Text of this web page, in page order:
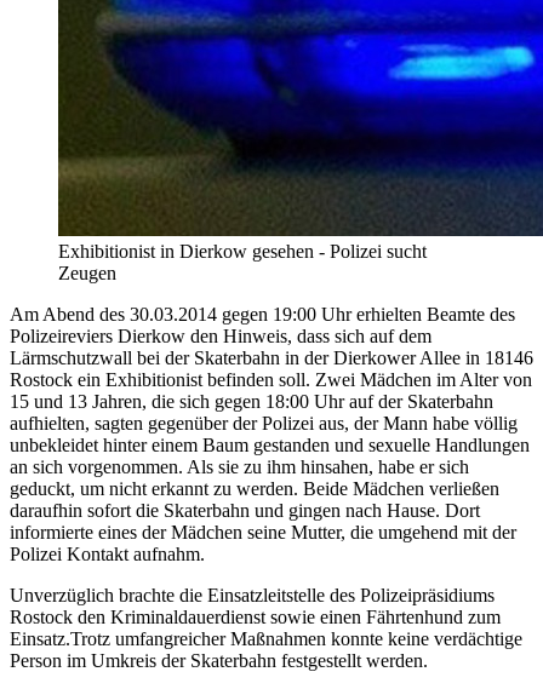
Exhibitionist in Dierkow gesehen - Polizei sucht
Zeugen
Am Abend des 30.03.2014 gegen 19:00 Uhr erhielten Beamte des
Polizeireviers Dierkow den Hinweis, dass sich auf dem
Lärmschutzwall bei der Skaterbahn in der Dierkower Allee in 18146
Rostock ein Exhibitionist befinden soll. Zwei Mädchen im Alter von
15 und 13 Jahren, die sich gegen 18:00 Uhr auf der Skaterbahn
aufhielten, sagten gegenüber der Polizei aus, der Mann habe völlig
unbekleidet hinter einem Baum gestanden und sexuelle Handlungen
an sich vorgenommen. Als sie zu ihm hinsahen, habe er sich
geduckt, um nicht erkannt zu werden. Beide Mädchen verließen
daraufhin sofort die Skaterbahn und gingen nach Hause. Dort
informierte eines der Mädchen seine Mutter, die umgehend mit der
Polizei Kontakt aufnahm.
Unverzüglich brachte die Einsatzleitstelle des Polizeipräsidiums
Rostock den Kriminaldauerdienst sowie einen Fährtenhund zum
Einsatz.Trotz umfangreicher Maßnahmen konnte keine verdächtige
Person im Umkreis der Skaterbahn festgestellt werden.